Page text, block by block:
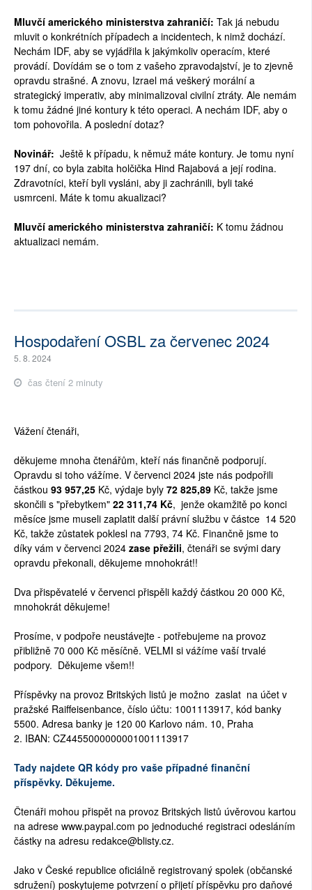
Mluvčí amerického ministerstva zahraničí: Tak já nebudu
mluvit o konkrétních případech a incidentech, k nimž dochází.
Nechám IDF, aby se vyjádřila k jakýmkoliv operacím, které
provádí. Dovídám se o tom z vašeho zpravodajství, je to zjevně
opravdu strašné. A znovu, Izrael má veškerý morální a
strategický imperativ, aby minimalizoval civilní ztráty. Ale nemám
k tomu žádné jiné kontury k této operaci. A nechám IDF, aby o
tom pohovořila. A poslední dotaz?
Novinář: Ještě k případu, k němuž máte kontury. Je tomu nyní
197 dní, co byla zabita holčička Hind Rajabová a její rodina.
Zdravotníci, kteří byli vysláni, aby ji zachránili, byli také
usmrceni. Máte k tomu akualizaci?
Mluvčí amerického ministerstva zahraničí: K tomu žádnou
aktualizaci nemám.
Hospodaření OSBL za červenec 2024
5. 8. 2024
čas čtení 2 minuty
Vážení čtenáři,
děkujeme mnoha čtenářům, kteří nás finančně podporují.
Opravdu si toho vážíme. V červenci 2024 jste nás podpořili
částkou 93 957,25 Kč, výdaje byly 72 825,89 Kč, takže jsme
skončili s "přebytkem" 22 311,74 Kč, jenže okamžitě po konci
měsíce jsme museli zaplatit další právní službu v částce 14 520
Kč, takže zůstatek poklesl na 7793, 74 Kč. Finančně jsme to
díky vám v červenci 2024 zase přežili, čtenáři se svými dary
opravdu překonali, děkujeme mnohokrát!!
Dva přispěvatelé v červenci přispěli každý částkou 20 000 Kč,
mnohokrát děkujeme!
Prosíme, v podpoře neustávejte - potřebujeme na provoz
přibližně 70 000 Kč měsíčně. VELMI si vážíme vaší trvalé
podpory. Děkujeme všem!!
Příspěvky na provoz Britských listů je možno zaslat na účet v
pražské Raiffeisenbance, číslo účtu: 1001113917, kód banky
5500. Adresa banky je 120 00 Karlovo nám. 10, Praha
2. IBAN: CZ4455000000001001113917
Tady najdete QR kódy pro vaše případné finanční
příspěvky. Děkujeme.
Čtenáři mohou přispět na provoz Britských listů úvěrovou kartou
na adrese www.paypal.com po jednoduché registraci odesláním
částky na adresu redakce@blisty.cz.
Jako v České republice oficiálně registrovaný spolek (občanské
sdružení) poskytujeme potvrzení o přijetí příspěvku pro daňové